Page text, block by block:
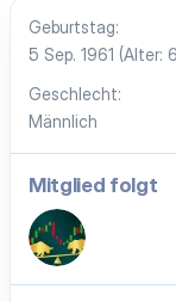
Geburtstag
5 Sep. 1961 (Alter:
Geschlecht
Männlich
Mitglied folgt